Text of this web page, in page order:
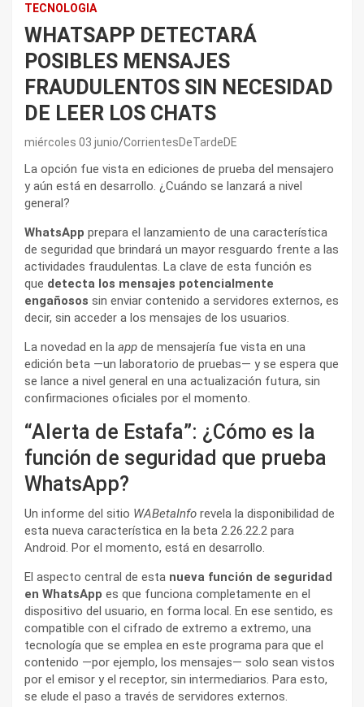
TECNOLOGIA
WHATSAPP DETECTARÁ
POSIBLES MENSAJES
FRAUDULENTOS SIN NECESIDAD
DE LEER LOS CHATS
miércoles 03 junio CorrientesDeTardeDE
La opción fue vista en ediciones de prueba del mensajero
y aún está en desarrollo. ¿Cuándo se lanzará a nivel
general?
WhatsApp prepara el lanzamiento de una característica
de seguridad que brindará un mayor resguardo frente a las
actividades fraudulentas. La clave de esta función es
que detecta los mensajes potencialmente
engañosos sin enviar contenido a servidores externos, es
decir, sin acceder a los mensajes de los usuarios.
La novedad en la app de mensajería fue vista en una
edición beta —un laboratorio de pruebas— y se espera que
se lance a nivel general en una actualización futura, sin
confirmaciones oficiales por el momento.
“Alerta de Estafa”: ¿Cómo es la
función de seguridad que prueba
WhatsApp?
Un informe del sitio WABetaInfo revela la disponibilidad de
esta nueva característica en la beta 2.26.22.2 para
Android. Por el momento, está en desarrollo.
El aspecto central de esta nueva función de seguridad
en WhatsApp es que funciona completamente en el
dispositivo del usuario, en forma local. En ese sentido, es
compatible con el cifrado de extremo a extremo, una
tecnología que se emplea en este programa para que el
contenido —por ejemplo, los mensajes— solo sean vistos
por el emisor y el receptor, sin intermediarios. Para esto,
se elude el paso a través de servidores externos.